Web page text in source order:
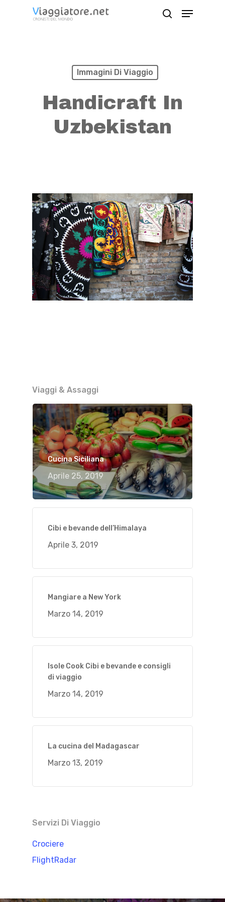
Menu
Immagini Di Viaggio
Handicraft In
Uzbekistan
Viaggi & Assaggi
Cucina Siciliana
Aprile 25, 2019
Cibi e bevande dell’Himalaya
Aprile 3, 2019
Mangiare a New York
Marzo 14, 2019
Isole Cook Cibi e bevande e consigli
di viaggio
Marzo 14, 2019
La cucina del Madagascar
Marzo 13, 2019
Servizi Di Viaggio
Crociere
FlightRadar